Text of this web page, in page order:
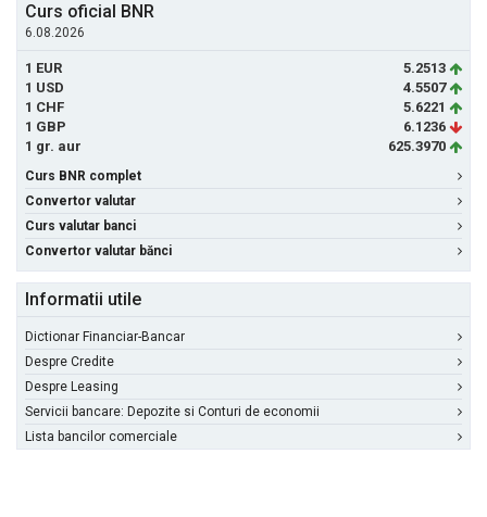
Curs oficial BNR
6.08.2026
1 EUR
5.2513
1 USD
4.5507
1 CHF
5.6221
1 GBP
6.1236
1 gr. aur
625.3970
Curs BNR complet
Convertor valutar
Curs valutar banci
Convertor valutar bănci
Informatii utile
Dictionar Financiar-Bancar
Despre Credite
Despre Leasing
Servicii bancare: Depozite si Conturi de economii
Lista bancilor comerciale